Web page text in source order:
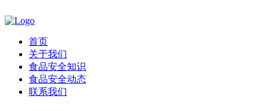
首页
关于我们
食品安全知识
食品安全动态
联系我们